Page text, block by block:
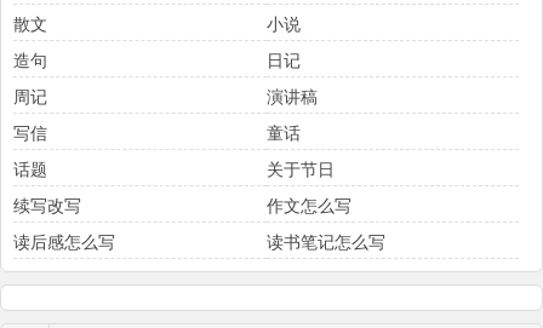
散文
小说
造句
日记
周记
演讲稿
写信
童话
话题
关于节日
续写改写
作文怎么写
读后感怎么写
读书笔记怎么写